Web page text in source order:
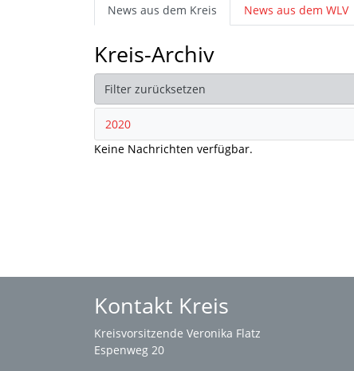
News aus dem Kreis News aus dem WLV
Kreis-Archiv
Filter zurücksetzen
2020
Keine Nachrichten verfügbar.
Kontakt Kreis
Kreisvorsitzende Veronika Flatz
Espenweg 20